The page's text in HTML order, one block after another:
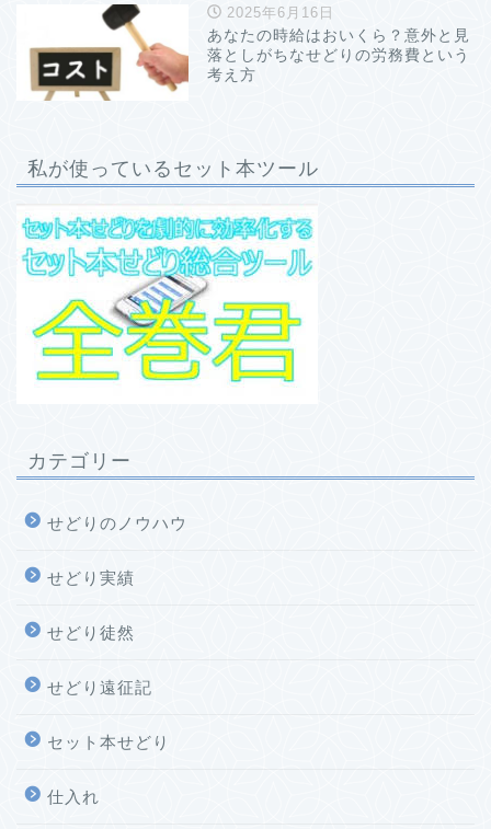
2025年6月16日
あなたの時給はおいくら？意外と見
落としがちなせどりの労務費という
考え方
私が使っているセット本ツール
カテゴリー
せどりのノウハウ
せどり実績
せどり徒然
せどり遠征記
セット本せどり
仕入れ